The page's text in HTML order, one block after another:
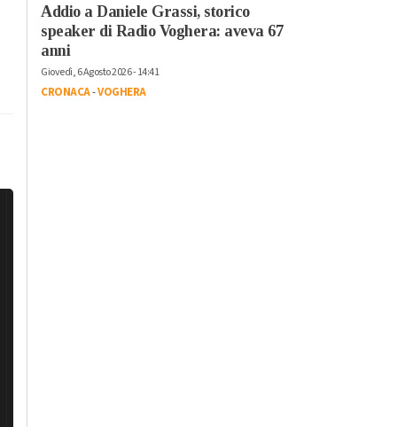
Addio a Daniele Grassi, storico
speaker di Radio Voghera: aveva 67
anni
Giovedì, 6 Agosto 2026 - 14:41
CRONACA-VOGHERA